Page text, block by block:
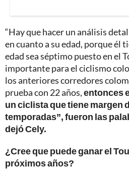
“Hay que hacer un análisis
en cuanto a su edad, porque él
edad sea séptimo puesto en el
importante para el ciclismo
los anteriores corredores
prueba con 22 años,entonces
un ciclista que tiene margen
temporadas”, fueron las
dejó Cely.
¿Cree que puede ganar el
próximos años?